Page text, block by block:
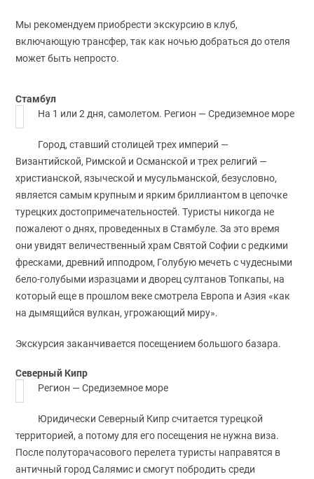
Мы рекомендуем приобрести экскурсию в клуб,
включающую трансфер, так как ночью добраться до отеля
может быть непросто.
Стамбул
На 1 или 2 дня, самолетом. Регион — Средиземное море
Город, ставший столицей трех империй —
Византийской, Римской и Османской и трех религий —
христианской, языческой и мусульманской, безусловно,
является самым крупным и ярким бриллиантом в цепочке
турецких достопримечательностей. Туристы никогда не
пожалеют о днях, проведенных в Стамбуле. За это время
они увидят величественный храм Святой Софии с редкими
фресками, древний ипподром, Голубую мечеть с чудесными
бело-голубыми изразцами и дворец султанов Топкапы, на
который еще в прошлом веке смотрела Европа и Азия «как
на дымящийся вулкан, угрожающий миру».
Экскурсия заканчивается посещением большого базара.
Северный Кипр
Регион — Средиземное море
Юридически Северный Кипр считается турецкой
территорией, а потому для его посещения не нужна виза.
После полуторачасового перелета туристы направятся в
античный город Салямис и смогут побродить среди